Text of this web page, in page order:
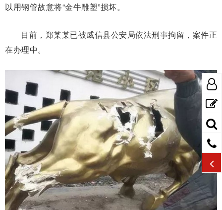
以用钢管故意将“金牛雕塑”损坏。
目前，郑某某已被威信县公安局依法刑事拘留，案件正
在办理中。